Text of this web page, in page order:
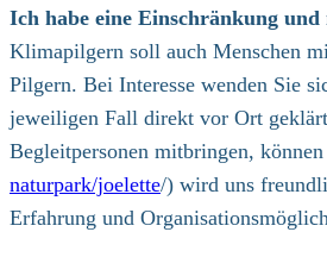
Ich habe eine Einschränkung
Klimapilgern soll auch Menschen
Pilgern. Bei Interesse wenden Sie
jeweiligen Fall direkt vor Ort
Begleitpersonen mitbringen,
naturpark/joelette/) wird uns
Erfahrung und